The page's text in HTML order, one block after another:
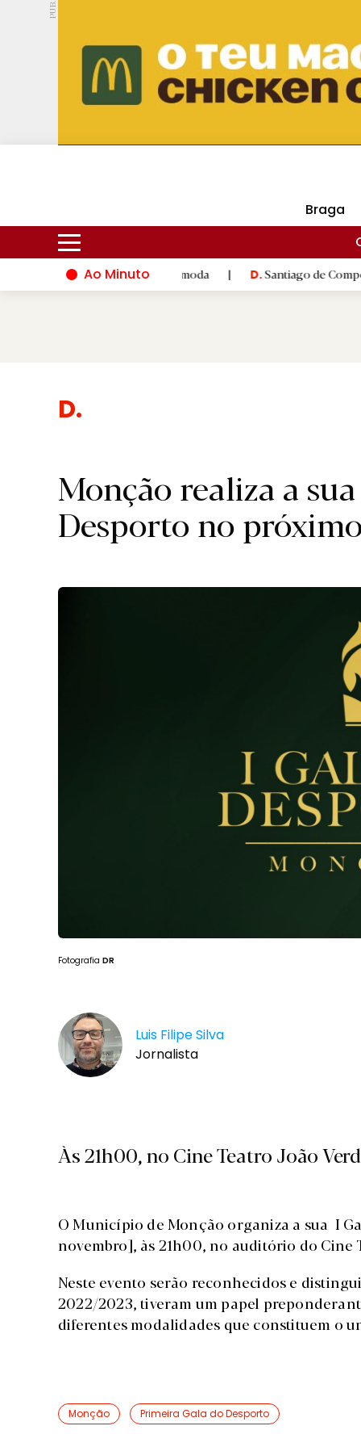
PUB.
Hoje 18ºC 28ºC DMtv
Braga
Ao Minuto
do mundo da moda D.Santiago de Compostela
De
Monção realiza a
Desporto no
Fotografia DR
Luis Filipe Silva
Jornalista
Às 21h00, no Cine Teatro João
O Município de Monção organiza a sua I
novembro], às 21h00, no auditório do Cine
Neste evento serão reconhecidos e
2022/2023, tiveram um papel
diferentes modalidades que constituem o
Monção Primeira Gala do Desporto